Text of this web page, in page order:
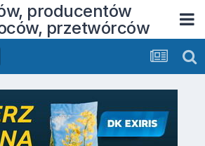
producentów
przetwórców